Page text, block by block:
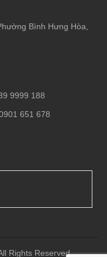
Bình Hưng Hòa,
9999 188
651 678
Rights Reserved.